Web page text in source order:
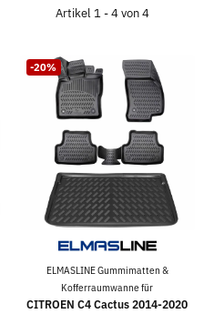
Artikel 1 - 4 von 4
-20%
ELMASLINE Gummimatten &
Kofferraumwanne für
CITROEN C4 Cactus 2014-2020